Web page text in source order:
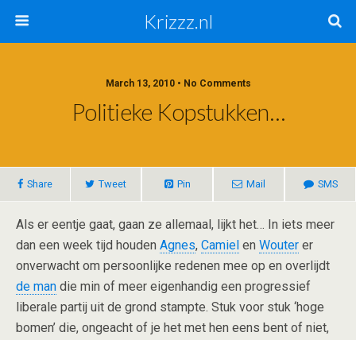
Krizzz.nl
March 13, 2010 • No Comments
Politieke Kopstukken…
Share Tweet Pin Mail SMS
Als er eentje gaat, gaan ze allemaal, lijkt het… In iets meer
dan een week tijd houden Agnes, Camiel en Wouter er
onverwacht om persoonlijke redenen mee op en overlijdt
de man die min of meer eigenhandig een progressief
liberale partij uit de grond stampte. Stuk voor stuk ‘hoge
bomen’ die, ongeacht of je het met hen eens bent of niet,